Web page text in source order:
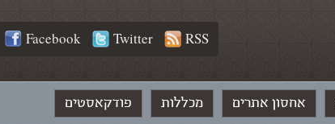
Facebook Twitter RSS
אחסון אתרים מכללות פודקאסטים